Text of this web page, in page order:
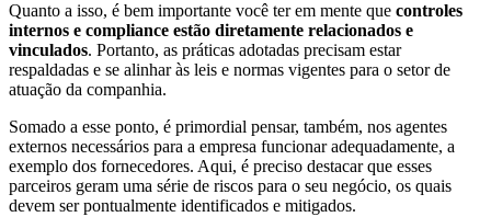
Quanto a isso, é bem importante você ter em mente que controles
internos e compliance estão diretamente relacionados e
vinculados. Portanto, as práticas adotadas precisam estar
respaldadas e se alinhar às leis e normas vigentes para o setor de
atuação da companhia.
Somado a esse ponto, é primordial pensar, também, nos agentes
externos necessários para a empresa funcionar adequadamente, a
exemplo dos fornecedores. Aqui, é preciso destacar que esses
parceiros geram uma série de riscos para o seu negócio, os quais
devem ser pontualmente identificados e mitigados.